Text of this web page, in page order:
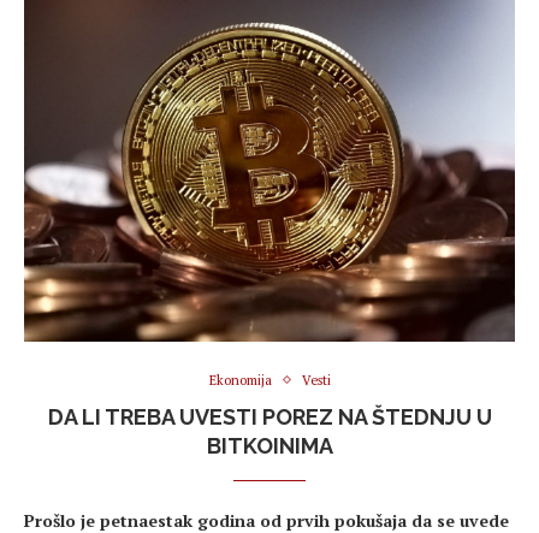
Ekonomija Vesti
DA LI TREBA UVESTI POREZ NA ŠTEDNJU U
BITKOINIMA
Prošlo je petnaestak godina od prvih pokušaja da se uvede